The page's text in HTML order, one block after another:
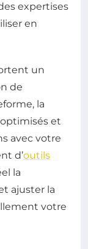
expertises
en
un
de
la
et
avec votre
d’outils
la
ajuster la
votre